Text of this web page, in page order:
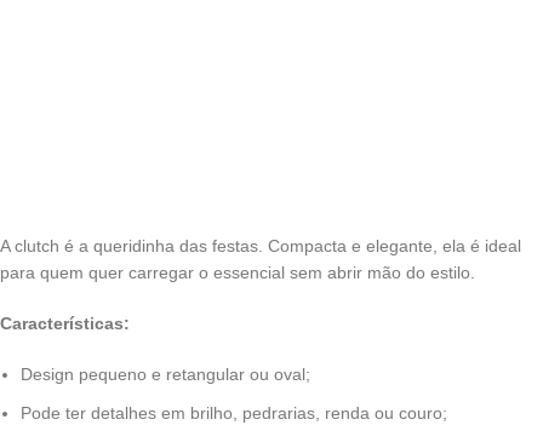
A clutch é a queridinha das festas. Compacta e elegante, ela é ideal
para quem quer carregar o essencial sem abrir mão do estilo.
Características:
Design pequeno e retangular ou oval;
Pode ter detalhes em brilho, pedrarias, renda ou couro;